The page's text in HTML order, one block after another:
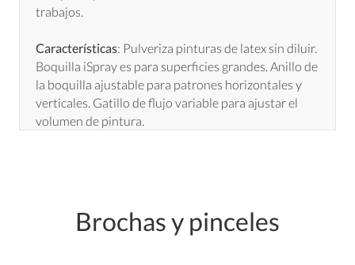
trabajos.
Características: Pulveriza pinturas de latex sin diluir.
Boquilla iSpray es para superficies grandes. Anillo de
la boquilla ajustable para patrones horizontales y
verticales. Gatillo de flujo variable para ajustar el
volumen de pintura.
Brochas y pinceles